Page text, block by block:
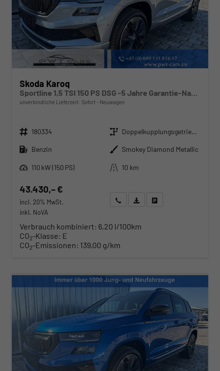
Skoda Karoq
Sportline 1,5 TSI 150 PS DSG -5 Jahre Garantie-Navi-4x Sitzheizung-Canton Sound-Anhängerkupplung-LED-Matrix-AppleCarPlay-Android-Auto-ACC-Kessy-2-Zonen-Klimaautomatik-18''Alu-Sofort
unverbindliche Lieferzeit: Sofort Neuwagen
Fahrzeugnr. 180334 Getriebe
Doppelkupplungsgetriebe (DSG)
Kraftstoff Benzin Außenfarbe Smokey Diamond Metallic
Leistung
110 kW (150 PS) Kilometerstand 10 km
43.430,– €
incl. 20% MwSt.
inkl. NoVA
Wir rufen Sie anAngebot drucken (PDF)
Verbrauch kombiniert: 6,20 l/100km
CO2-Klasse: E
CO2-Emissionen: 139,00 g/km